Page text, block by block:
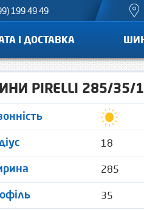
199 49 49
І ДОСТАВКА
PIRELLI 285/35/
18
285
35